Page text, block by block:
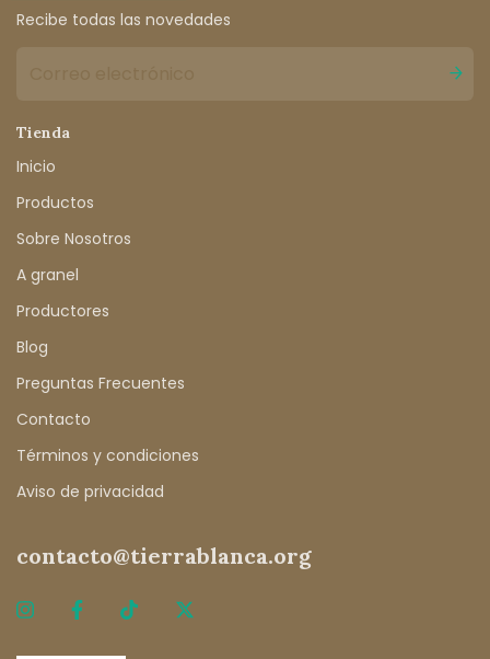
Recibe todas las novedades
Tienda
Inicio
Productos
Sobre Nosotros
A granel
Productores
Blog
Preguntas Frecuentes
Contacto
Términos y condiciones
Aviso de privacidad
contacto@tierrablanca.org